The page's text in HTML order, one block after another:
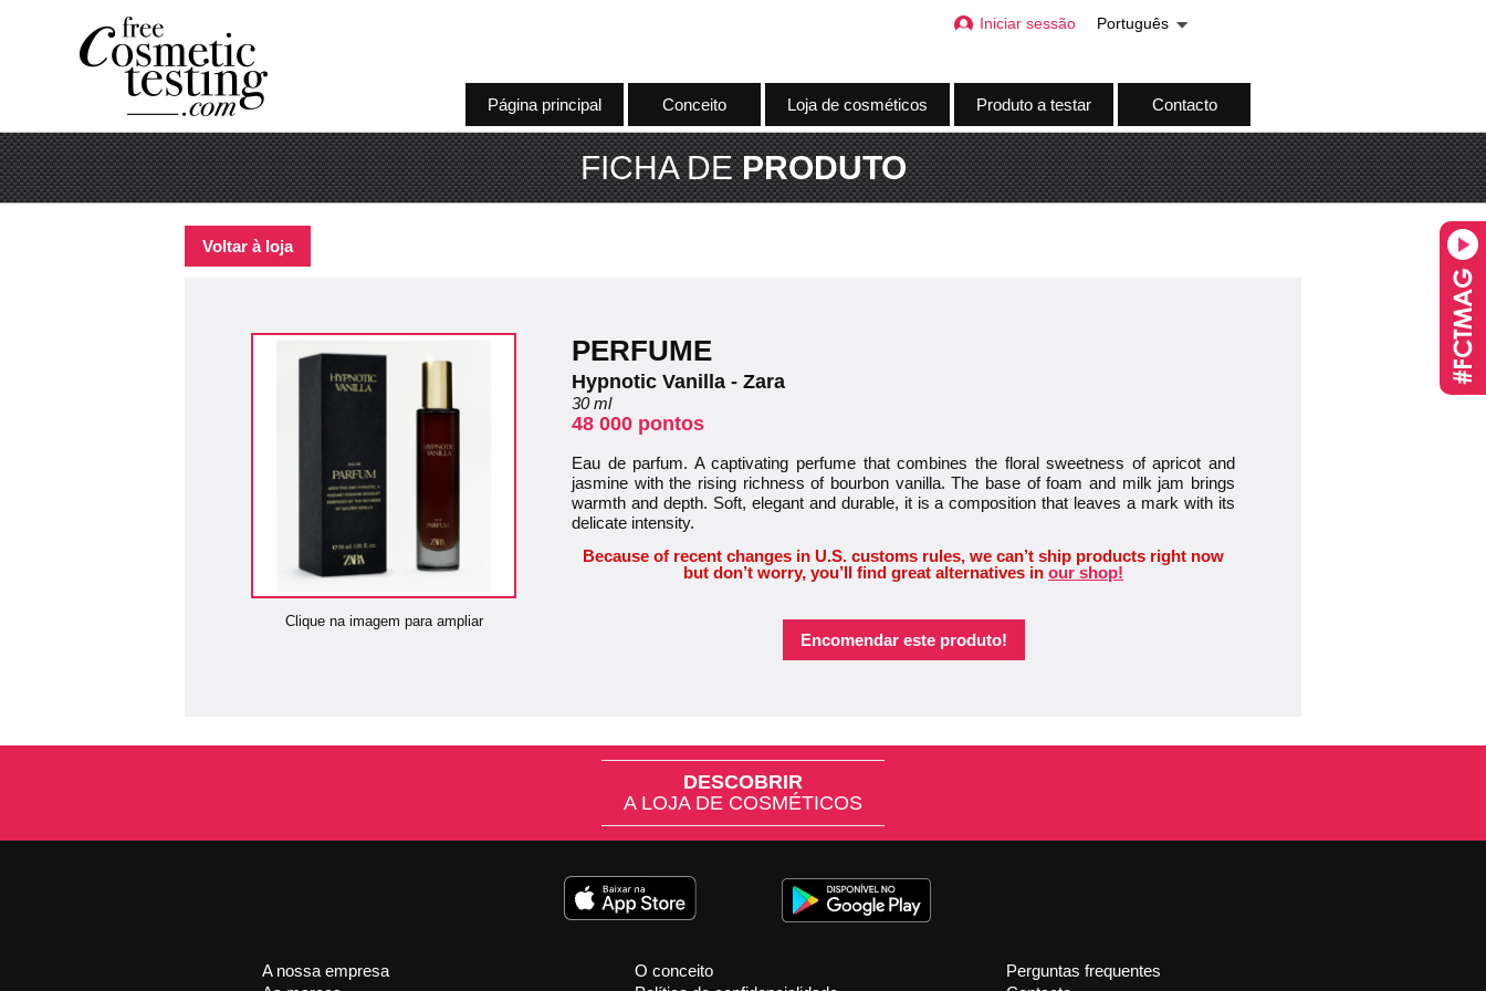
Página principal Conceito Loja de cosméticos Produto a testar Contacto
Iniciar sessão Português
FICHA DEPRODUTO
Voltar à loja
Clique na imagem para ampliar
PERFUME
Hypnotic Vanilla - Zara
30 ml
48 000 pontos
Eau de parfum. A captivating perfume that combines the floral sweetness of apricot and
jasmine with the rising richness of bourbon vanilla. The base of foam and milk jam brings
warmth and depth. Soft, elegant and durable, it is a composition that leaves a mark with its
delicate intensity.
Because of recent changes in U.S. customs rules, we can’t ship products right now
but don’t worry, you’ll find great alternatives in our shop!
Encomendar este produto!
DESCOBRIR
A LOJA DE COSMÉTICOS
A nossa empresa
O conceito
Perguntas frequentes